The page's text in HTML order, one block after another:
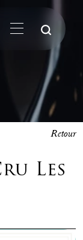
Les
Retour